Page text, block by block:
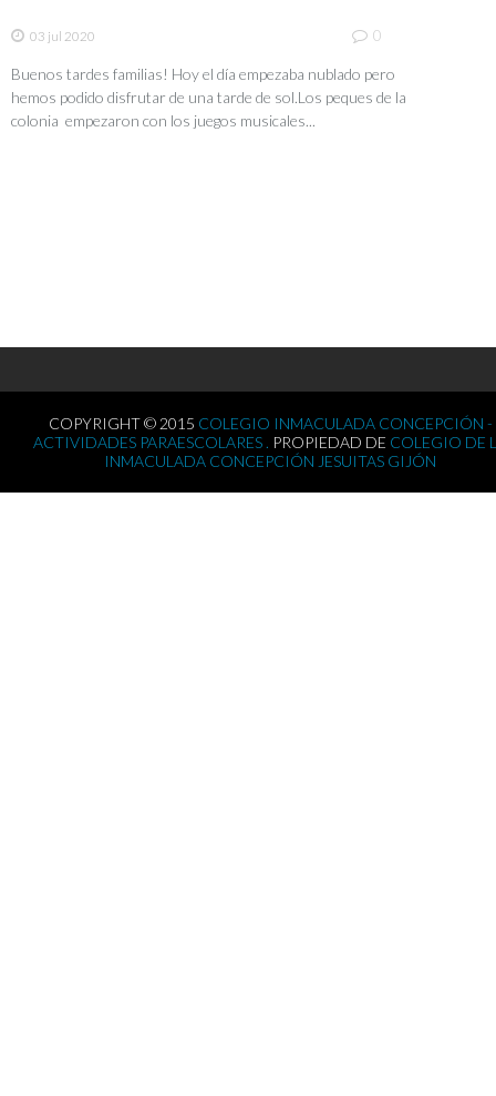
03 jul 2020 0
Buenos tardes familias! Hoy el día empezaba nublado pero
hemos podido disfrutar de una tarde de sol.Los peques de la
colonia empezaron con los juegos musicales...
COPYRIGHT © 2015 COLEGIO INMACULADA CONCEPCIÓN -
ACTIVIDADES PARAESCOLARES . PROPIEDAD DE COLEGIO DE
INMACULADA CONCEPCIÓN JESUITAS GIJÓN